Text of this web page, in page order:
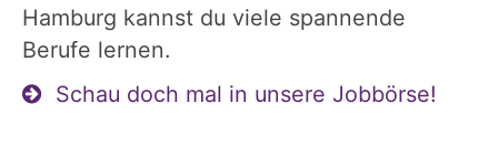
Hamburg kannst du viele spannende
Berufe lernen.
Schau doch mal in unsere Jobbörse!